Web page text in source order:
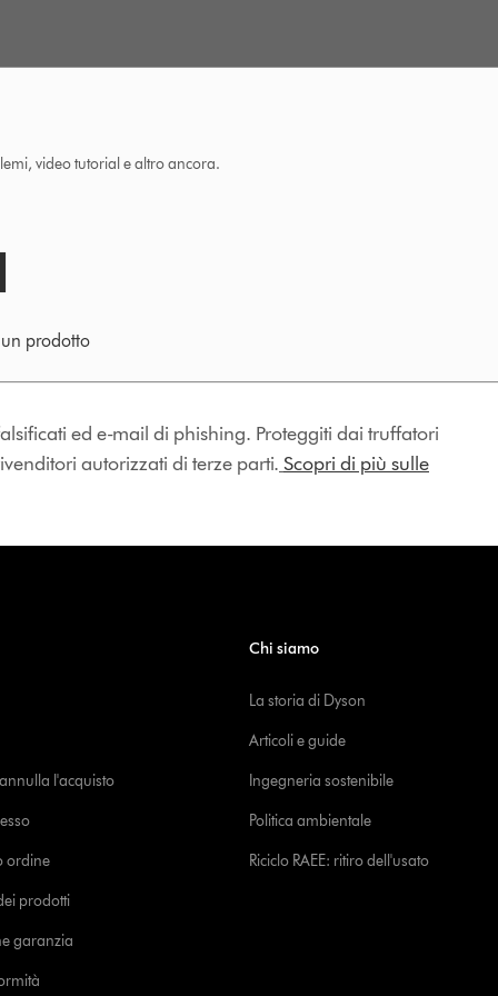
video tutorial e altro ancora.
un prodotto
ed e-mail di phishing. Proteggiti dai truffatori
autorizzati di terze parti. Scopri di più sulle
l'acquisto
ordine
prodotti
garanzia
Chi siamo
La storia di Dyson
Articoli e guide
Ingegneria sostenibile
Politica ambientale
Riciclo RAEE: ritiro dell'usato